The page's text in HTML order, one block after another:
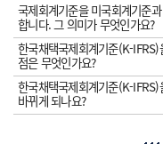
국제회계기준을 미국회계기준
합니다. 그 의미가 무엇인가요?
한국채택국제회계기준(K-
점은 무엇인가요?
한국채택국제회계기준(K-IFRS)
바뀌게 되나요?